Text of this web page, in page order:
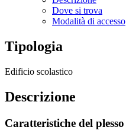
Dove si trova
Modalità di accesso
Tipologia
Edificio scolastico
Descrizione
Caratteristiche del plesso